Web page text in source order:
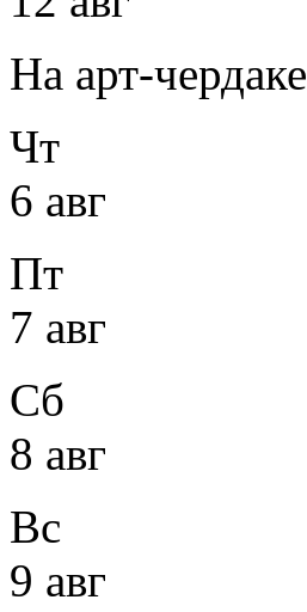
На арт-чердаке
Чт
6 авг
Пт
7 авг
Сб
8 авг
Вс
9 авг